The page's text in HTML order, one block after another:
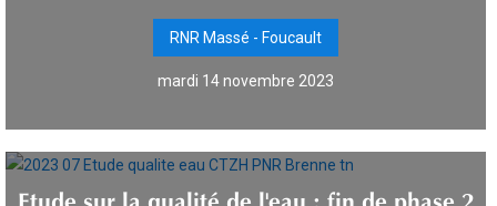
RNR Massé - Foucault
mardi 14 novembre 2023
Etude sur la qualité de l'eau : fin de phase 2